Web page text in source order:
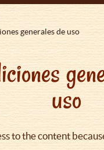
generales de uso
uso
to the content